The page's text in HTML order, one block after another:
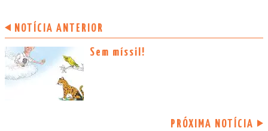
NOTÍCIA ANTERIOR
Sem míssil!
PRÓXIMA NOTÍCIA